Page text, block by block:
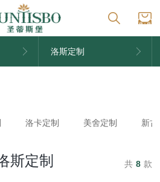
洛斯定制
洛卡定制 美舍定制 新
斯定制 共 8 款